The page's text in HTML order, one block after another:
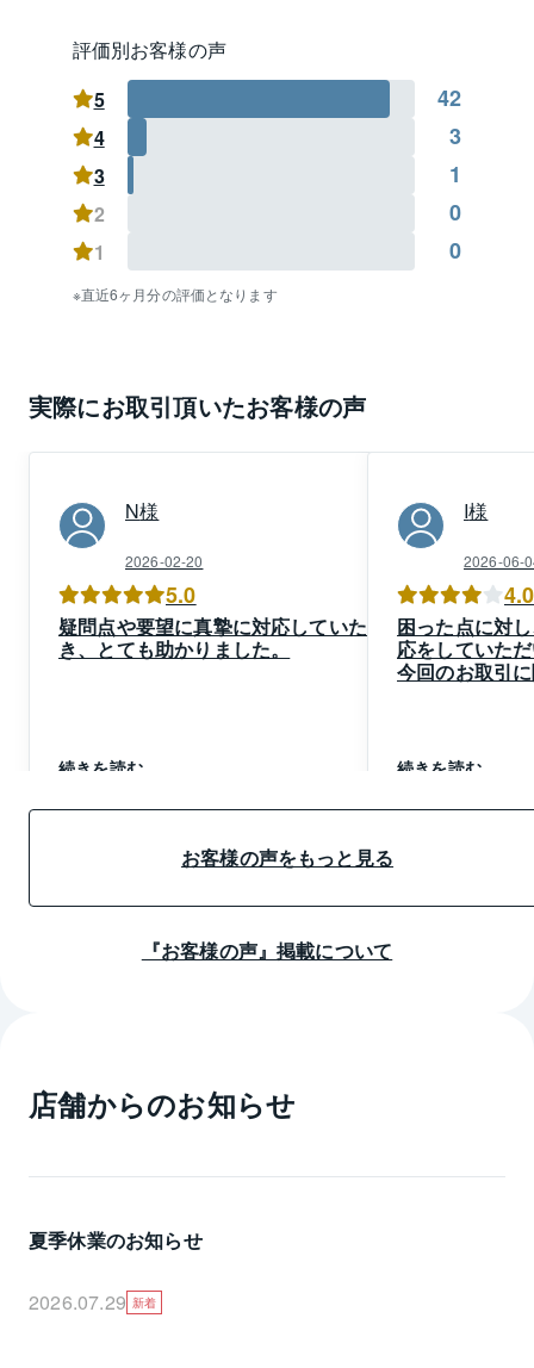
評価別お客様の声
5
42
4 3
3 1
2 0
1 0
直近6ヶ月分の評価となります
実際にお取引頂いたお客様の声
N様
2026-02-20
5.0
疑問点や要望に真摯に対応していただ
き、とても助かりました。
続きを読む
I様
2026-06-
4.0
困った点に対
応をしていた
今回のお取引
続きを読む
お客様の声をもっと見る
『お客様の声』掲載について
店舗からのお知らせ
夏季休業のお知らせ
2026.07.29 新着